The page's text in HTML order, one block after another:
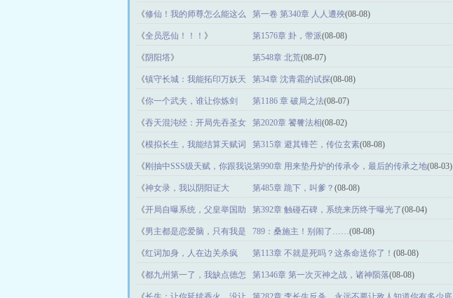
义！ 》
《修仙！我的师尊怎么能这么
可爱！ 》
第一卷 第340章 人人遭殃(08-08)
《全员恶仙！！！ 》 第1576章 卦，带派(08-08)
《 阴阳塔》 第548章 北荒(08-07)
《镇守长城：我能拓印万妖天
赋！
第34章 沈青霜的试探(08-08)
《你一个武夫，谁让你炼剑
的？ 》
第1186 章 破局之法(08-07)
《吞天混沌经：开局先吞圣女
修为》
第2020章 饕餮法相(08-02)
《模拟长生，我能结算天赋词
条》
第315章 避其锋芒，传位玄素(08-08)
《 刚抽中SSS级天赋，你跟我说
游戏停服
第990章 用来垫丹炉的传承令，最后的传承之地(08-03)
《神女录，我以阴阳证大
道！ 》
第485章 跪下，叫爹？ (08-08)
《开局自曝系统，父皇举国助
我娶妻》
第392章 触碰石碑，系统来历终于曝光了(08-04)
《男主都是恋爱脑，只有我是
真修仙》
789：桑施主！别闹了……(08-08)
《红词加身，人在边关杀疯
了！》
第113章 不就是死吗？这条命送你了！ (08-08)
《都九州第一了，我缺点德怎
么了 》
第1346章 第一次灭神之战，诸神陨落(08-08)